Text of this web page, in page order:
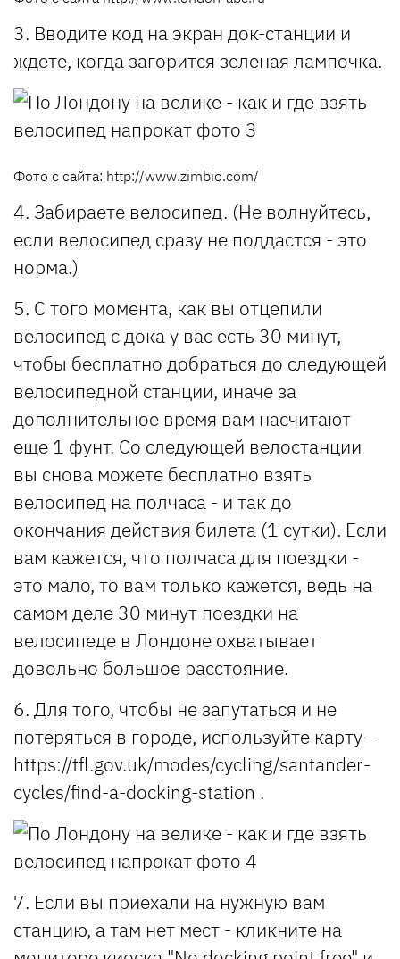
3. Вводите код на экран док-станции и
ждете, когда загорится зеленая лампочка.
Фото с сайта: http://www.zimbio.com/
4. Забираете велосипед. (Не волнуйтесь,
если велосипед сразу не поддастся - это
норма.)
5. С того момента, как вы отцепили
велосипед с дока у вас есть 30 минут,
чтобы бесплатно добраться до следующей
велосипедной станции, иначе за
дополнительное время вам насчитают
еще 1 фунт. Со следующей велостанции
вы снова можете бесплатно взять
велосипед на полчаса - и так до
окончания действия билета (1 сутки). Если
вам кажется, что полчаса для поездки -
это мало, то вам только кажется, ведь на
самом деле 30 минут поездки на
велосипеде в Лондоне охватывает
довольно большое расстояние.
6. Для того, чтобы не запутаться и не
потеряться в городе, используйте карту -
https://tfl.gov.uk/modes/cycling/santander-
cycles/find-a-docking-station .
7. Если вы приехали на нужную вам
станцию, а там нет мест - кликните на